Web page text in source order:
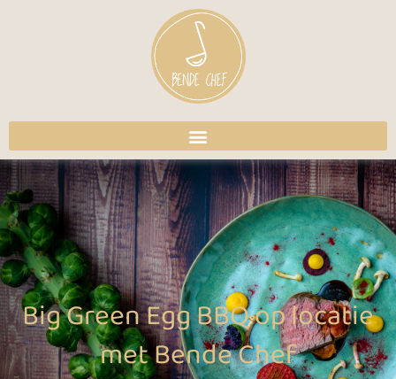
Big Green Egg BBQ op locatie
met Bende Chef